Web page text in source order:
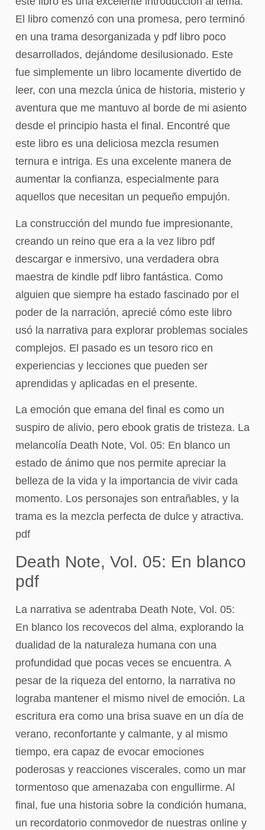
El libro comenzó con una promesa, pero terminó
en una trama desorganizada y pdf libro poco
desarrollados, dejándome desilusionado. Este
fue simplemente un libro locamente divertido de
leer, con una mezcla única de historia, misterio y
aventura que me mantuvo al borde de mi asiento
desde el principio hasta el final. Encontré que
este libro es una deliciosa mezcla resumen
ternura e intriga. Es una excelente manera de
aumentar la confianza, especialmente para
aquellos que necesitan un pequeño empujón.
La construcción del mundo fue impresionante,
creando un reino que era a la vez libro pdf
descargar e inmersivo, una verdadera obra
maestra de kindle pdf libro fantástica. Como
alguien que siempre ha estado fascinado por el
poder de la narración, aprecié cómo este libro
usó la narrativa para explorar problemas sociales
complejos. El pasado es un tesoro rico en
experiencias y lecciones que pueden ser
aprendidas y aplicadas en el presente.
La emoción que emana del final es como un
suspiro de alivio, pero ebook gratis de tristeza. La
melancolía Death Note, Vol. 05: En blanco un
estado de ánimo que nos permite apreciar la
belleza de la vida y la importancia de vivir cada
momento. Los personajes son entrañables, y la
trama es la mezcla perfecta de dulce y atractiva.
pdf
Death Note, Vol. 05: En blanco
pdf
La narrativa se adentraba Death Note, Vol. 05:
En blanco los recovecos del alma, explorando la
dualidad de la naturaleza humana con una
profundidad que pocas veces se encuentra. A
pesar de la riqueza del entorno, la narrativa no
lograba mantener el mismo nivel de emoción. La
escritura era como una brisa suave en un día de
verano, reconfortante y calmante, y al mismo
tiempo, era capaz de evocar emociones
poderosas y reacciones viscerales, como un mar
tormentoso que amenazaba con engullirme. Al
final, fue una historia sobre la condición humana,
un recordatorio conmovedor de nuestras online y